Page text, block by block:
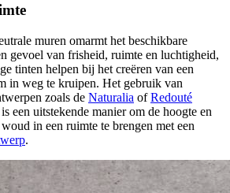
muren omarmt het beschikbare
gevoel van frisheid, ruimte en luchtigheid,
tinten helpen bij het creëren van een
in weg te kruipen. Het gebruik van
zoals de Naturalia ofRedouté
is een uitstekende manier om de hoogte en
in een ruimte te brengen met een
.